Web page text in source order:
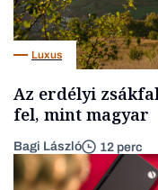
Luxus
Az erdélyi
fel, mint magyar
Bagi László 12 perc